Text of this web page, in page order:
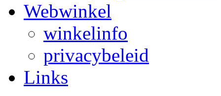
Webwinkel
winkelinfo
privacybeleid
Links